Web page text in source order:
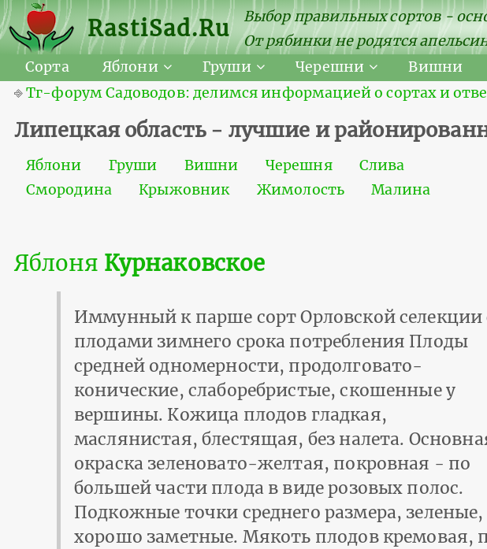
RastiSad.Ru
Выбор правильных сортов -
От рябинки не родятся
Сорта
Яблони Груши Черешни Вишни
⎆Тг-форум Садоводов: делимся информацией о сортах и
Липецкая область - лучшие и
Яблони Груши Вишни Черешня
Слива
Смородина
Крыжовник Жимолость Малина
Яблоня Курнаковское
Иммунный к парше сорт Орловской селекции
плодами зимнего срока потребления Плоды
средней одномерности, продолговато-
конические, слаборебристые, скошенные у
вершины. Кожица плодов гладкая,
маслянистая, блестящая, без налета.
окраска зеленовато-желтая, покровная - по
большей части плода в виде розовых полос.
Подкожные точки среднего размера, зеленые,
хорошо заметные. Мякоть плодов кремовая,